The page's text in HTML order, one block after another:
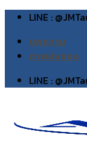
Skip
content
LINE :
บทความ
ภาพส่งของ
LINE :